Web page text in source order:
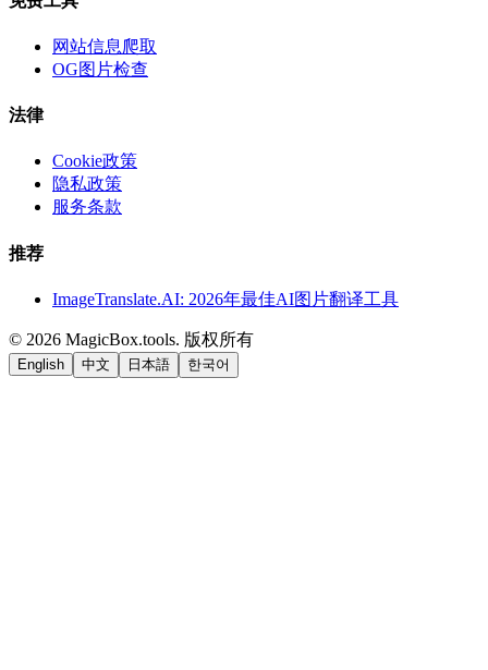
网站信息爬取
OG图片检查
法律
Cookie政策
隐私政策
服务条款
推荐
ImageTranslate.AI: 2026年最佳AI图片翻译工具
© 2026 MagicBox.tools. 版权所有
English 中文 日本語 한국어